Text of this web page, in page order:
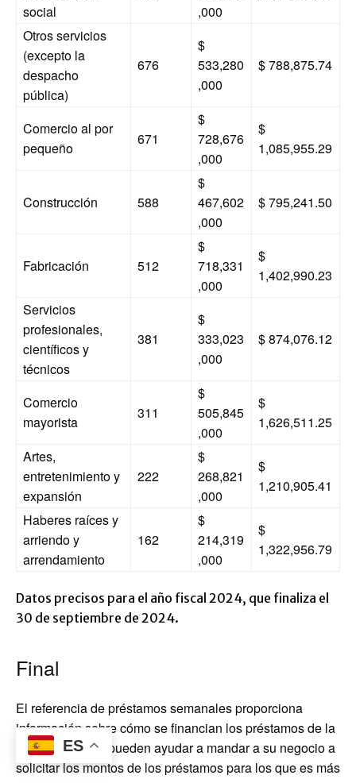
social
,000
Otros servicios
(excepto la
despacho
pública)
676
$
533,280
,000
$ 788,875.74
Comercio al por
pequeño
671
$
728,676
,000
$
1,085,955.29
Construcción 588
$
467,602
,000
$ 795,241.50
Fabricación 512
$
718,331
,000
$
1,402,990.23
Servicios
profesionales,
científicos y
técnicos
381
$
333,023
,000
$ 874,076.12
Comercio
mayorista
311
$
505,845
,000
$
1,626,511.25
Artes,
entretenimiento y
expansión
222
$
268,821
,000
$
1,210,905.41
Haberes raíces y
arriendo y
arrendamiento
162
$
214,319
,000
$
1,322,956.79
Datos precisos para el año fiscal 2024, que finaliza el
30 de septiembre de 2024.
Final
El referencia de préstamos semanales proporciona
información sobre cómo se financian los préstamos de la
SBA. Sus datos pueden ayudar a mandar a su negocio a
solicitar los montos de los préstamos para los que es más
ES